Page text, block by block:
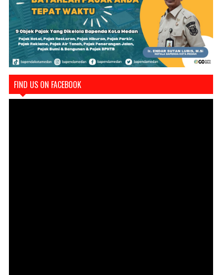
FIND US ON FACEBOOK